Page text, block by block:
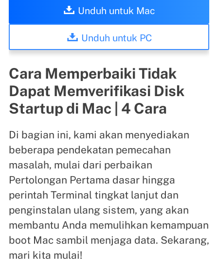
Unduh untuk Mac
Unduh untuk PC
Cara Memperbaiki Tidak
Dapat Memverifikasi Disk
Startup di Mac | 4 Cara
Di bagian ini, kami akan menyediakan
beberapa pendekatan pemecahan
masalah, mulai dari perbaikan
Pertolongan Pertama dasar hingga
perintah Terminal tingkat lanjut dan
penginstalan ulang sistem, yang akan
membantu Anda memulihkan kemampuan
boot Mac sambil menjaga data. Sekarang,
mari kita mulai!